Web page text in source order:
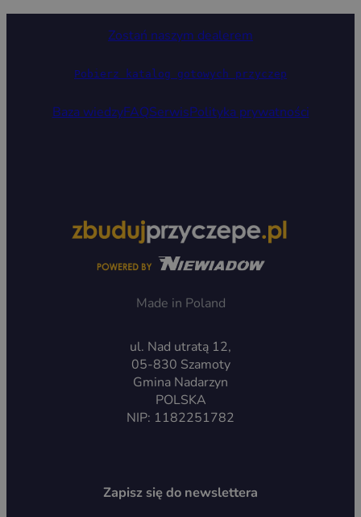
Zostań naszym dealerem
Pobierz katalog gotowych przyczep
Baza wiedzyFAQSerwisPolityka prywatności
Made in Poland
ul. Nad utratą 12,
05-830 Szamoty
Gmina Nadarzyn
POLSKA
NIP: 1182251782
Zapisz się do newslettera